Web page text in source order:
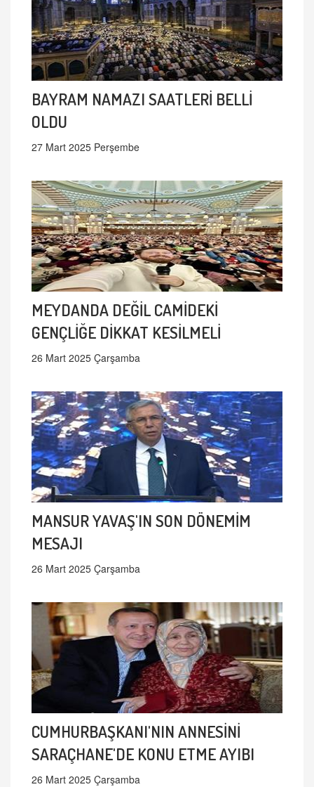
BAYRAM NAMAZI SAATLERİ BELLİ
OLDU
27 Mart 2025 Perşembe
MEYDANDA DEĞİL CAMİDEKİ
GENÇLİĞE DİKKAT KESİLMELİ
26 Mart 2025 Çarşamba
MANSUR YAVAŞ'IN SON DÖNEMİM
MESAJI
26 Mart 2025 Çarşamba
CUMHURBAŞKANI'NIN ANNESİNİ
SARAÇHANE'DE KONU ETME AYIBI
26 Mart 2025 Çarşamba